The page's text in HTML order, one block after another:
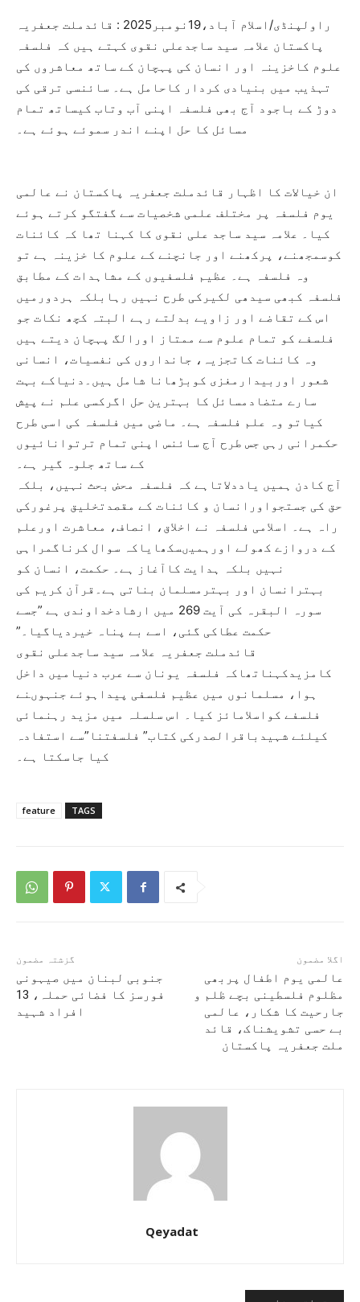
راولپنڈی/اسلام آباد،19نومبر2025 : قائدملت جعفریہ
پاکستان علامہ سید ساجدعلی نقوی کہتے ہیں کہ فلسفہ
علوم کاخزینہ اور انسان کی پہچان کے ساتھ معاشروں کی
تہذیب میں بنیادی کردار کاحامل ہے۔ سائنسی ترقی کی
دوڑ کے باجود آج بھی فلسفہ اپنی آب وتاب کیساتھ تمام
مسائل کا حل اپنے اندر سموئے ہوئے ہے۔
ان خیالات کا اظہار قائدملت جعفریہ پاکستان نے عالمی
یوم فلسفہ پر مختلف علمی شخصیات سے گفتگو کرتے ہوئے
کیا۔ علامہ سید ساجد علی نقوی کا کہنا تھا کہ کائنات
کوسمجھنے، پرکھنے اور جانچنے کے علوم کا خزینہ ہے تو
وہ فلسفہ ہے۔ عظیم فلسفیوں کے مشاہدات کے مطابق
فلسفہ کبھی سیدھی لکیرکی طرح نہیں رہابلکہ ہردورمیں
اس کے تقاضے اور زاویے بدلتے رہے البتہ کچھ نکات جو
فلسفے کو تمام علوم سے ممتاز اورالگ پہچان دیتے ہیں
وہ کائنات کاتجزیہ، جانداروں کی نفسیات، انسانی
شعور اوربیدارمغزی کوبڑھانا شامل ہیں۔دنیاکے بہت
سارے متضادمسائل کا بہترین حل اگرکسی علم نے پیش
کیاتو وہ علم فلسفہ ہے۔ ماضی میں فلسفہ کی اسی طرح
حکمرانی رہی جس طرح آج سائنس اپنی تمام ترتوانائیوں
کے ساتھ جلوہ گیر ہے۔
آج کادن ہمیں یاددلاتاہے کہ فلسفہ محض بحث نہیں، بلکہ
حق کی جستجواورانسان و کائنات کے مقصدتخلیق پرغورکی
راہ ہے۔ اسلامی فلسفہ نے اخلاق، انصاف، معاشرت اورعلم
کے دروازے کھولے اورہمیںسکھایاکہ سوال کرناگمراہی
نہیں بلکہ ہدایت کاآغاز ہے۔ حکمت، انسان کو
بہترانسان اور بہترمسلمان بناتی ہے۔قرآن کریم کی
سورہ البقرہ کی آیت 269 میں ارشادخداوندی ہے ”جسے
حکمت عطاکی گئی، اسے بے پناہ خیردیاگیا۔”
قائدملت جعفریہ علامہ سید ساجدعلی نقوی
کامزیدکہناتھاکہ فلسفہ یونان سے عرب دنیامیں داخل
ہوا، مسلمانوں میں عظیم فلسفی پیداہوئے جنہوںنے
فلسفے کواسلامائز کیا۔ اس سلسلہ میں مزید رہنمائی
کیلئے شہیدباقرالصدرکی کتاب” فلسفتنا”سے استفادہ
کیا جاسکتا ہے۔
TAGS
feature
گزشتہ مضمون
جنوبی لبنان میں صیہونی
فورسز کا فضائی حملہ، 13
افراد شہید
اگلا مضمون
عالمی یوم اطفال پربھی
مظلوم فلسطینی بچے ظلم و
جارحیت کا شکار، عالمی
بے حسی تشویشناک، قائد
ملت جعفریہ پاکستان
Qeyadat